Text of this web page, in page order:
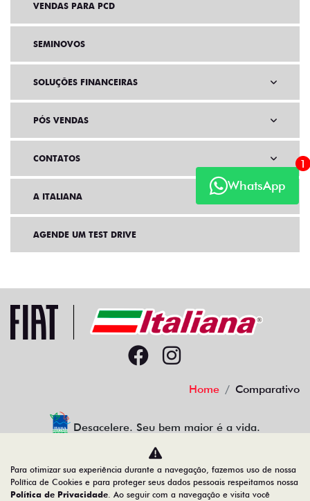
WhatsApp
1
VENDAS PARA PCD
SEMINOVOS
SOLUÇÕES FINANCEIRAS
PÓS VENDAS
CONTATOS
A ITALIANA
AGENDE UM TEST DRIVE
Home Comparativo
Desacelere. Seu bem maior é a vida.
ITALIANA AUTOMOVEIS DO RECIFE LTDA.
Para otimizar sua experiência durante a navegação, fazemos uso de nossa
Política de Cookies e para proteger seus dados pessoais respeitamos nossa
Política de Privacidade. Ao seguir com a navegação e visita você